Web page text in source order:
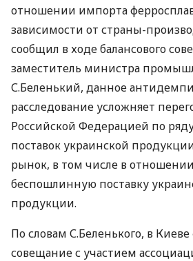
отношении импорта
зависимости от страны-
сообщил в ходе балансового
заместитель министра
С.Беленький, данное
расследование усложняет
Российской Федерацией по
поставок украинской
рынок, в том числе в
беспошлинную поставку
продукции.
По словам С.Беленького, в Киеве
совещание с участием